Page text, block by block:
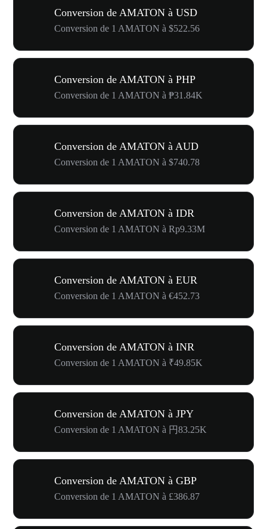
Conversion de AMATON à USD
Conversion de 1 AMATON à $522.56
Conversion de AMATON à PHP
Conversion de 1 AMATON à ₱31.84K
Conversion de AMATON à AUD
Conversion de 1 AMATON à $740.78
Conversion de AMATON à IDR
Conversion de 1 AMATON à Rp9.33M
Conversion de AMATON à EUR
Conversion de 1 AMATON à €452.73
Conversion de AMATON à INR
Conversion de 1 AMATON à ₹49.85K
Conversion de AMATON à JPY
Conversion de 1 AMATON à 円83.25K
Conversion de AMATON à GBP
Conversion de 1 AMATON à £386.87